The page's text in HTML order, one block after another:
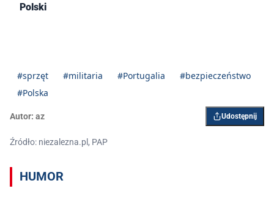
Polski
#sprzęt #militaria #Portugalia
#bezpieczeństwo
#Polska
Autor: az Udostępnij
Źródło: niezalezna.pl, PAP
HUMOR